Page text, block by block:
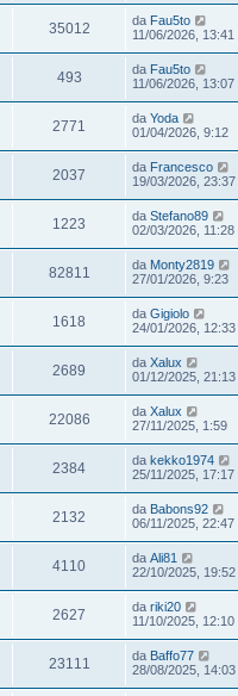
35012 da Fau5to
11/06/2026, 13:41
493 da Fau5to
11/06/2026, 13:07
2771 da Yoda
01/04/2026, 9:12
2037 da Francesco
19/03/2026, 23:37
1223 da Stefano89
02/03/2026, 11:28
82811 da Monty2819
27/01/2026, 9:23
1618 da Gigiolo
24/01/2026, 12:33
2689 da Xalux
01/12/2025, 21:13
22086 da Xalux
27/11/2025, 1:59
2384 da kekko1974
25/11/2025, 17:17
2132 da Babons92
06/11/2025, 22:47
4110 da Ali81
22/10/2025, 19:52
2627 da riki20
11/10/2025, 12:10
23111 da Baffo77
28/08/2025, 14:03